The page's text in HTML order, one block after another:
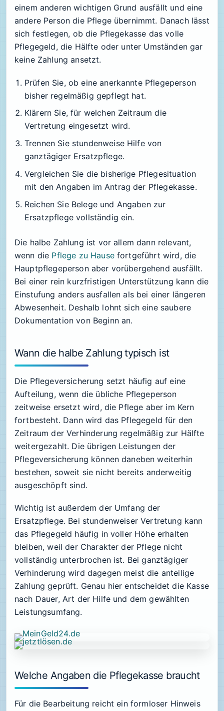
einem anderen wichtigen Grund ausfällt und eine
andere Person die Pflege übernimmt. Danach lässt
sich festlegen, ob die Pflegekasse das volle
Pflegegeld, die Hälfte oder unter Umständen gar
keine Zahlung ansetzt.
Prüfen Sie, ob eine anerkannte Pflegeperson
bisher regelmäßig gepflegt hat.
Klärern Sie, für welchen Zeitraum die
Vertretung eingesetzt wird.
Trennen Sie stundenweise Hilfe von
ganztägiger Ersatzpflege.
Vergleichen Sie die bisherige Pflegesituation
mit den Angaben im Antrag der Pflegekasse.
Reichen Sie Belege und Angaben zur
Ersatzpflege vollständig ein.
Die halbe Zahlung ist vor allem dann relevant,
wenn die Pflege zu Hausefortgeführt wird, die
Hauptpflegeperson aber vorübergehend ausfällt.
Bei einer rein kurzfristigen Unterstützung kann die
Einstufung anders ausfallen als bei einer längeren
Abwesenheit. Deshalb lohnt sich eine saubere
Dokumentation von Beginn an.
Wann die halbe Zahlung typisch ist
Die Pflegeversicherung setzt häufig auf eine
Aufteilung, wenn die übliche Pflegeperson
zeitweise ersetzt wird, die Pflege aber im Kern
fortbesteht. Dann wird das Pflegegeld für den
Zeitraum der Verhinderung regelmäßig zur Hälfte
weitergezahlt. Die übrigen Leistungen der
Pflegeversicherung können daneben weiterhin
bestehen, soweit sie nicht bereits anderweitig
ausgeschöpft sind.
Wichtig ist außerdem der Umfang der
Ersatzpflege. Bei stundenweiser Vertretung kann
das Pflegegeld häufig in voller Höhe erhalten
bleiben, weil der Charakter der Pflege nicht
vollständig unterbrochen ist. Bei ganztägiger
Verhinderung wird dagegen meist die anteilige
Zahlung geprüft. Genau hier entscheidet die Kasse
nach Dauer, Art der Hilfe und dem gewählten
Leistungsumfang.
Welche Angaben die Pflegekasse braucht
Für die Bearbeitung reicht ein formloser Hinweis